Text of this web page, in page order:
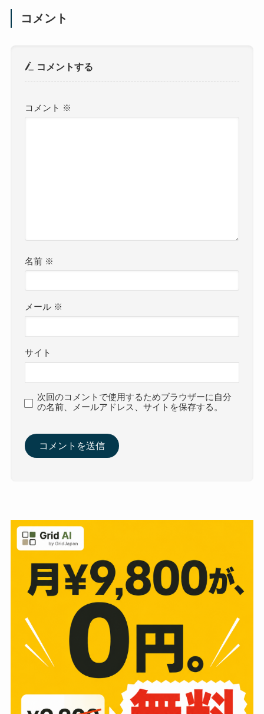
コメント
コメントする
コメント ※
名前 ※
メール ※
サイト
次回のコメントで使用するためブラウザーに自分
の名前、メールアドレス、サイトを保存する。